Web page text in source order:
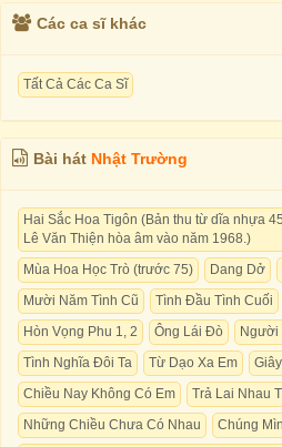
Các ca sĩ khác
Tất Cả Các Ca Sĩ
Bài hát Nhật Trường
Hai Sắc Hoa Tigôn (Bản thu từ dĩa nhựa
Lê Văn Thiện hòa âm vào năm 1968.)
Mùa Hoa Học Trò (trước 75)
Dang Dở
Mười Năm Tình Cũ
Tình Đầu Tình Cuối
Hòn Vọng Phu 1, 2
Ông Lái Đò Người
Tình Nghĩa Đôi Ta
Từ Dạo Xa Em
Chiều Nay Không Có Em
Trả Lai Nhau
Những Chiều Chưa Có Nhau
Chúng